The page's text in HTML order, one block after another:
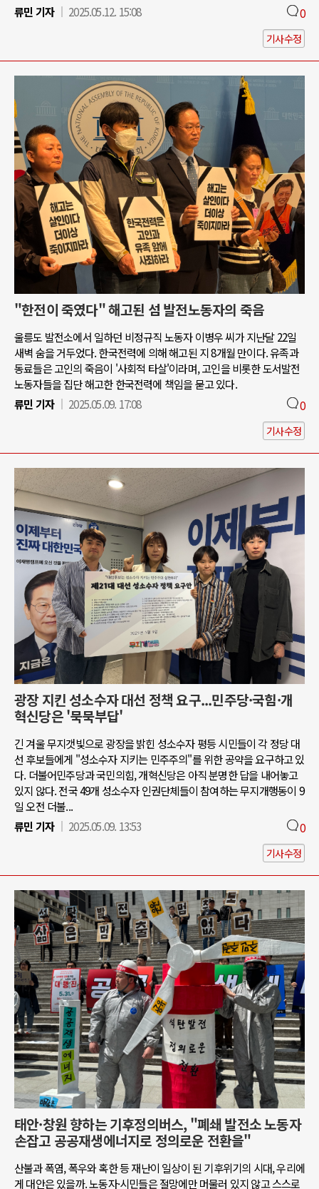
류민 기자
2025.05.12. 15:08 0
기사수정
"한전이 죽였다" 해고된 섬 발전노동자의 죽음
울릉도 발전소에서 일하던 비정규직 노동자 이병우 씨가 지난달 22일
새벽 숨을 거두었다. 한국전력에 의해 해고된 지 8개월 만이다. 유족과
동료들은 고인의 죽음이 '사회적 타살'이라며, 고인을 비롯한 도서발전
노동자들을 집단 해고한 한국전력에 책임을 묻고 있다.
류민 기자
2025.05.09. 17:08 0
기사수정
광장 지킨 성소수자 대선 정책 요구...민주당·국힘·개
혁신당은 '묵묵부답'
긴 겨울 무지갯빛으로 광장을 밝힌 성소수자 평등 시민들이 각 정당 대
선 후보들에게 "성소수자 지키는 민주주의"를 위한 공약을 요구하고 있
다. 더불어민주당과 국민의힘, 개혁신당은 아직 분명한 답을 내어놓고
있지 않다. 전국 49개 성소수자 인권단체들이 참여하는 무지개행동이 9
일 오전 더불...
류민 기자
2025.05.09. 13:53 0
기사수정
태안·창원 향하는 기후정의버스, "폐쇄 발전소 노동자
손잡고 공공재생에너지로 정의로운 전환을"
산불과 폭염, 폭우와 혹한 등 재난이 일상이 된 기후위기의 시대, 우리에
게 대안은 있을까. 노동자·시민들은 절망에만 머물러 있지 않고 스스로